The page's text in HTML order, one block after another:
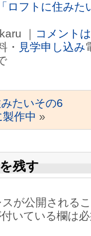
「ロフトに住みた
｜
コメント
・ 見学申し込み
たいその6
作中 »
残す
が公開される
いている欄は